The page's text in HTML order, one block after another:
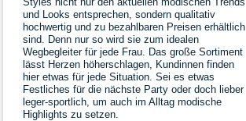
und Looks entsprechen, sondern qualitativ
hochwertig und zu bezahlbaren Preisen erhältlich
sind. Denn nur so wird sie zum idealen
Wegbegleiter für jede Frau. Das große Sortiment
lässt Herzen höherschlagen, Kundinnen finden
hier etwas für jede Situation. Sei es etwas
Festliches für die nächste Party oder doch lieber
leger-sportlich, um auch im Alltag modische
Highlights zu setzen.